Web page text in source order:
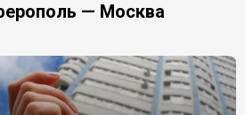
— Москва